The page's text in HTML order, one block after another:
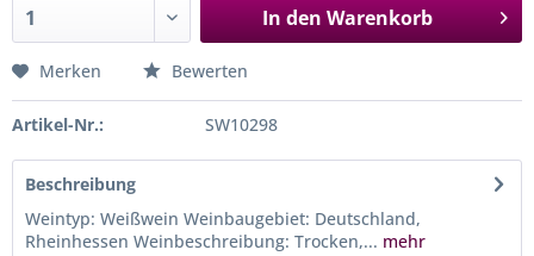
In den Warenkorb
Merken Bewerten
Artikel-Nr.: SW10298
Beschreibung
Weintyp: Weißwein Weinbaugebiet: Deutschland,
Rheinhessen Weinbeschreibung: Trocken,... mehr